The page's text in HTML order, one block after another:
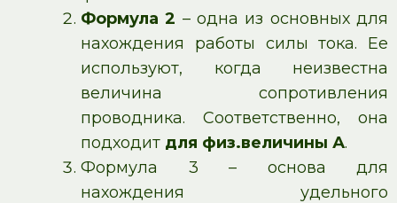
Формула 2 – одна из основных для
нахождения работы силы тока. Ее
используют, когда неизвестна
величина сопротивления
проводника. Соответственно, она
подходит для физ.величины А.
Формула 3 – основа для
нахождения удельного